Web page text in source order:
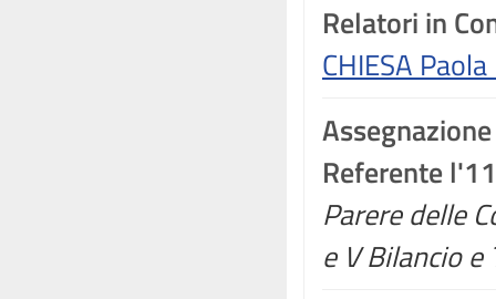
Relatori in
CHIESA
Assegnazione
Referente
Parere delle
e V Bilancio e